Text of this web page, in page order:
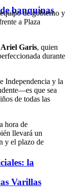
banquinas
la
Varillas
de gobierno y
a Plaza
Garis, quien
durante
Independencia y la
que sea
de todas las
hora de
llevará un
y el plazo de